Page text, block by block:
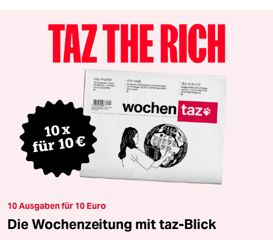
10 Ausgaben für 10 Euro
Die Wochenzeitung mit taz-Blick